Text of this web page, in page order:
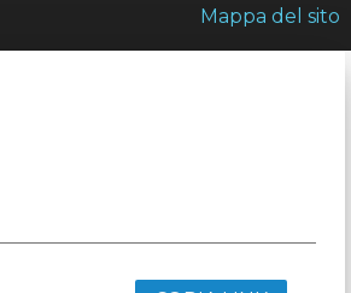
Mappa del sito